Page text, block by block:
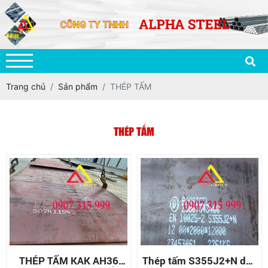
Trang chủ Sản phẩm THÉP TẤM
THÉP TẤM
THÉP TẤM KAK AH36
Thép tấm S355J2+N dày